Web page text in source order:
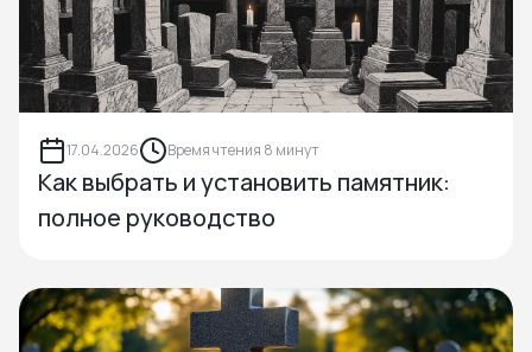
17.04.2026 Время чтения 8 минут
Как выбрать и установить памятник:
полное руководство